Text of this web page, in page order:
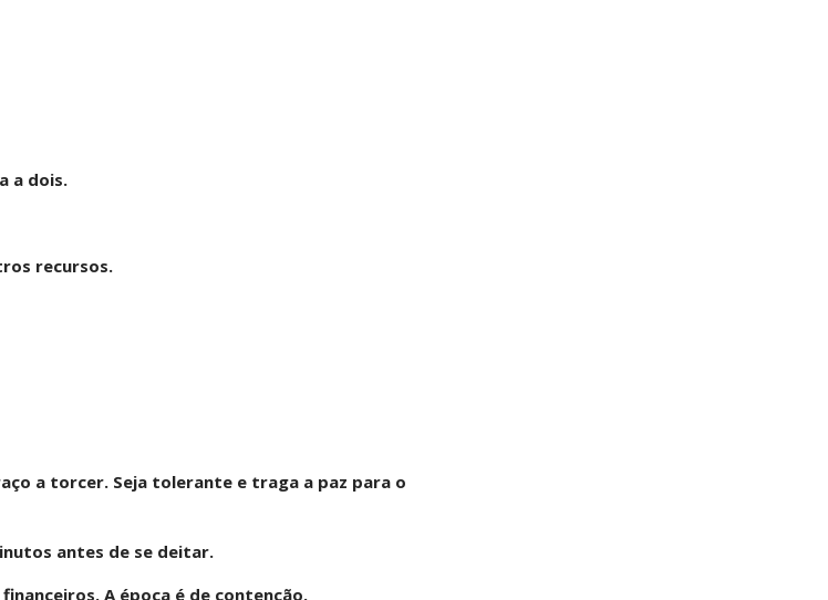
a dois.
recursos.
a torcer. Seja tolerante e traga a paz para o
antes de se deitar.
A época é de contenção.